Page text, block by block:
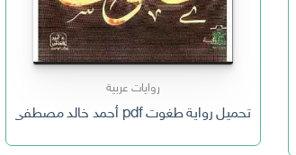
روايات عربية
تحميل رواية طغوت pdf أحمد خالد مصطفى